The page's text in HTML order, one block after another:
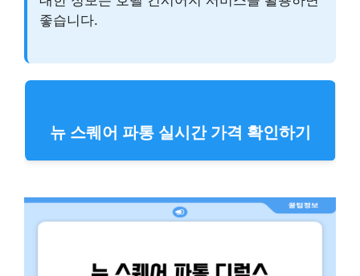
좋습니다.
뉴 스퀘어 파통 실시간 가격 확인하기